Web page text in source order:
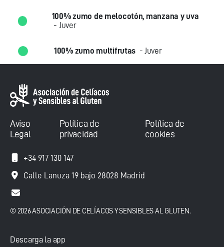
100% zumo de melocotón, manzana y uva
- Juver
100% zumo multifrutas - Juver
Aviso
Legal
Política de
privacidad
Política de
cookies
+34 917 130 147
Calle Lanuza 19 bajo 28028 Madrid
© 2026 ASOCIACIÓN DE CELÍACOS Y SENSIBLES AL GLUTEN.
Descarga la app